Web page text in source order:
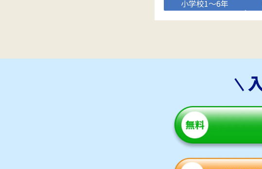
小学校1～6年